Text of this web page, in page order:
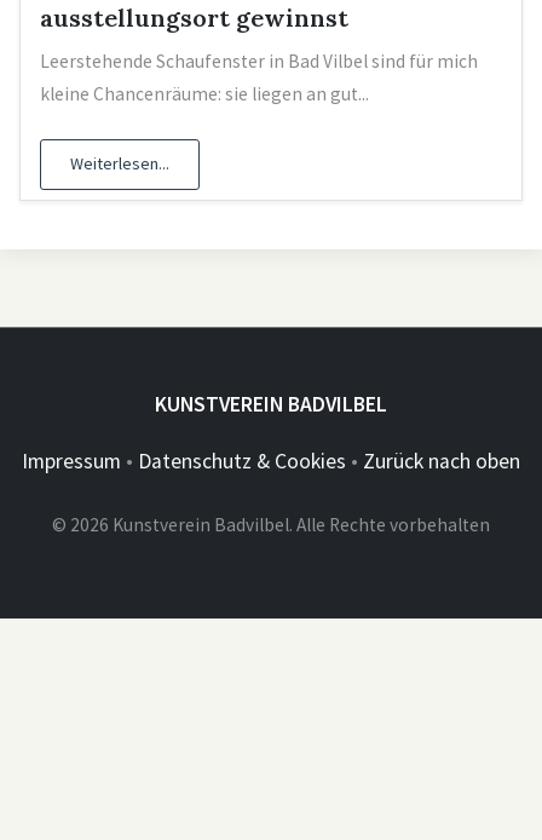
ausstellungsort gewinnst
Leerstehende Schaufenster in Bad Vilbel sind für mich
kleine Chancenräume: sie liegen an gut...
Weiterlesen...
KUNSTVEREIN BADVILBEL
Impressum • Datenschutz & Cookies • Zurück nach oben
© 2026 Kunstverein Badvilbel. Alle Rechte vorbehalten